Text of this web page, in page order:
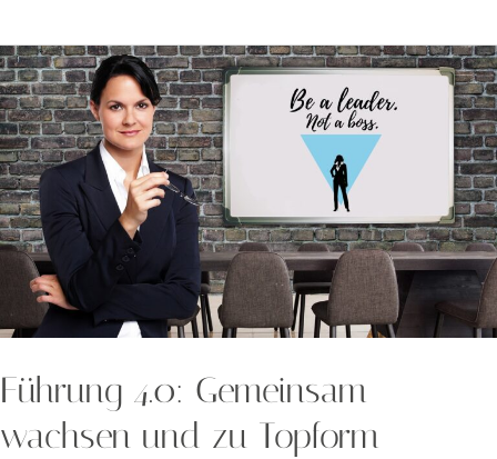
Führung 4.0: Gemeinsam
wachsen und zu Topform
Führung
4.0:
Gemeinsam
wachsen
und
zu
Topform
auflaufen